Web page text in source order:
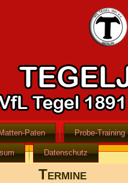
Paten Probe-Training
Datenschutz
Termine